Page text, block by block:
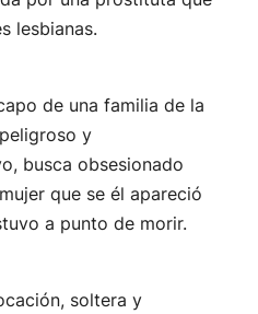
lesbianas.
de una familia de la
y
busca obsesionado
que se él apareció
a punto de morir.
soltera y